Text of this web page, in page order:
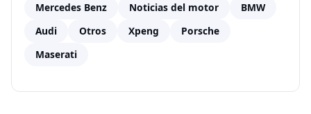
Mercedes Benz Noticias del motor
BMW
Audi
Otros Xpeng
Porsche
Maserati